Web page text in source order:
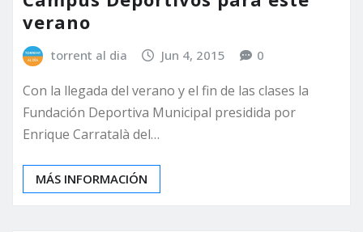
verano
torrent al dia Jun 4, 2015 0
Con la llegada del verano y el fin de las clases la
Fundación Deportiva Municipal presidida por
Enrique Carratalà del…
MÁS INFORMACIÓN